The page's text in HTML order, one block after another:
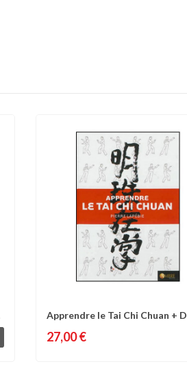
Comparer Liste
Apprendre le Tai Chi Chuan +
27,00 €